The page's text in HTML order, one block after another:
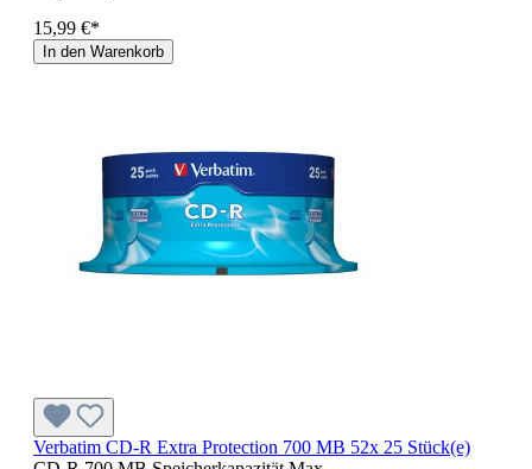
15,99 €*
In den Warenkorb
Verbatim CD-R Extra Protection 700 MB 52x 25 Stück(e)